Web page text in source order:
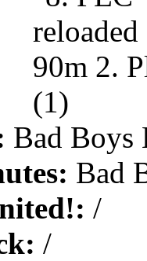
Bad Boys
Bad
/
/